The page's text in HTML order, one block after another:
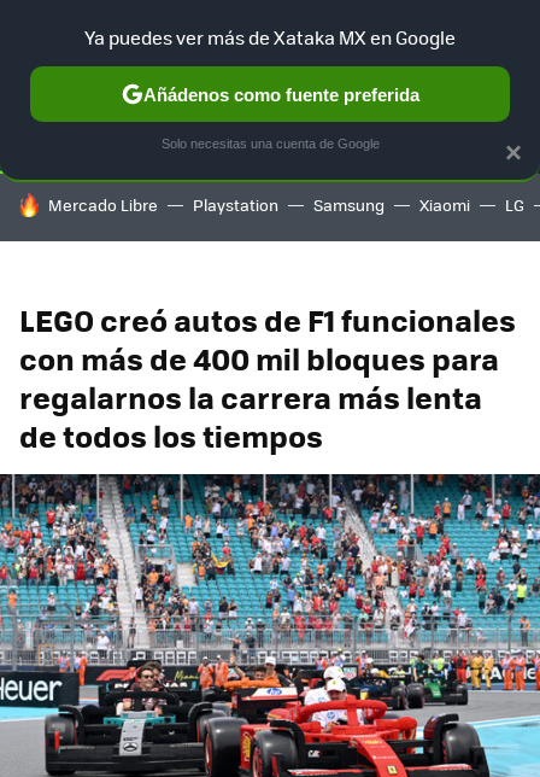
SELECCIÓN GAMING HOME AUTO TERRITORIO
HOY SE HABLA DE
Mercado Libre Playstation Samsung Xiaomi LG
LEGO creó autos de F1 funcionales
con más de 400 mil bloques para
regalarnos la carrera más lenta
de todos los tiempos
×
Ya puedes ver más de Xataka MX en Google
Añádenos como fuente preferida
Solo necesitas una cuenta de Google